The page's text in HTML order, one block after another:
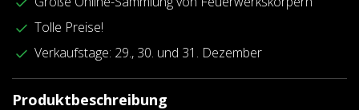
Tolle Preise!
Verkaufstage: 29., 30. und 31. Dezember
Produktbeschreibung